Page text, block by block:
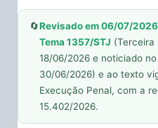
🔄Revisado em 06/07/
Tema 1357/STJ (Terceira
18/06/2026 e noticiado no
30/06/2026) e ao texto
Execução Penal, com a
15.402/2026.